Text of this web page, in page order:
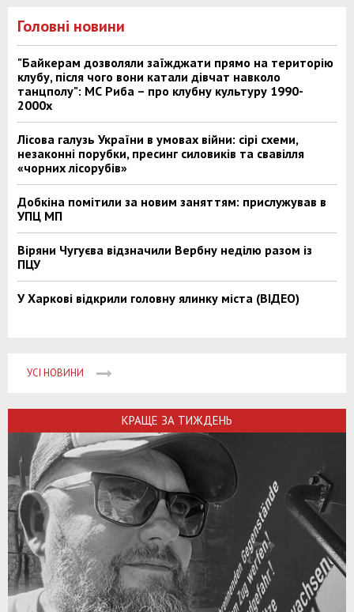
Головні новини
"Байкерам дозволяли заїжджати прямо на територію
клубу, після чого вони катали дівчат навколо
танцполу": МС Риба – про клубну культуру 1990-
2000х
Лісова галузь України в умовах війни: сірі схеми,
незаконні порубки, пресинг силовиків та свавілля
«чорних лісорубів»
Добкіна помітили за новим заняттям: прислужував в
УПЦ МП
Віряни Чугуєва відзначили Вербну неділю разом із
ПЦУ
У Харкові відкрили головну ялинку міста (ВІДЕО)
УСІ НОВИНИ
КРАЩЕ ЗА ТИЖДЕНЬ